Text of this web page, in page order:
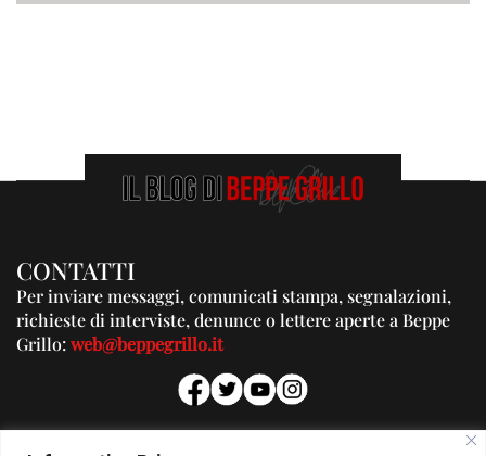
CONTATTI
Per inviare messaggi, comunicati stampa, segnalazioni,
richieste di interviste, denunce o lettere aperte a Beppe
Grillo:web@beppegrillo.it